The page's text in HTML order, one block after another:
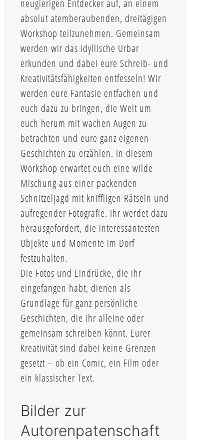
neugierigen Entdecker auf, an einem
absolut atemberaubenden, dreitägigen
Workshop teilzunehmen. Gemeinsam
werden wir das idyllische Urbar
erkunden und dabei eure Schreib- und
Kreativitätsfähigkeiten entfesseln! Wir
werden eure Fantasie entfachen und
euch dazu zu bringen, die Welt um
euch herum mit wachen Augen zu
betrachten und eure ganz eigenen
Geschichten zu erzählen. In diesem
Workshop erwartet euch eine wilde
Mischung aus einer packenden
Schnitzeljagd mit kniffligen Rätseln und
aufregender Fotografie. Ihr werdet dazu
herausgefordert, die interessantesten
Objekte und Momente im Dorf
festzuhalten.
Die Fotos und Eindrücke, die ihr
eingefangen habt, dienen als
Grundlage für ganz persönliche
Geschichten, die ihr alleine oder
gemeinsam schreiben könnt. Eurer
Kreativität sind dabei keine Grenzen
gesetzt – ob ein Comic, ein Film oder
ein klassischer Text.
Bilder zur
Autorenpatenschaft